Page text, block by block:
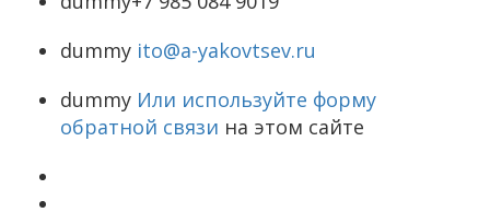
dummy ito@a-yakovtsev.ru
dummy Или используйте форму
обратной связи на этом сайте